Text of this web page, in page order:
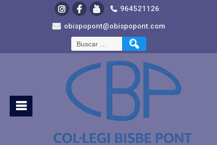
964521126
obispopont@obispopont.com